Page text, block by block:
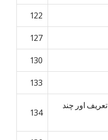
122
127
130
133
اور چند
134